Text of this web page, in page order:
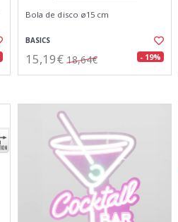
Bola de disco ø15 cm
BASICS
15,19€ 18,64€ - 19%